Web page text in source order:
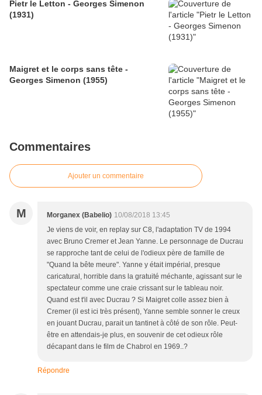
Pietr le Letton - Georges Simenon
(1931)
Maigret et le corps sans tête -
Georges Simenon (1955)
Commentaires
Ajouter un commentaire
M Morganex (Babelio) 10/08/2018 13:45
Je viens de voir, en replay sur C8, l'adaptation TV de 1994
avec Bruno Cremer et Jean Yanne. Le personnage de Ducrau
se rapproche tant de celui de l'odieux père de famille de
"Quand la bête meure". Yanne y était impérial, presque
caricatural, horrible dans la gratuité méchante, agissant sur le
spectateur comme une craie crissant sur le tableau noir.
Quand est t'il avec Ducrau ? Si Maigret colle assez bien à
Cremer (il est ici très présent), Yanne semble sonner le creux
en jouant Ducrau, parait un tantinet à côté de son rôle. Peut-
être en attendais-je plus, en souvenir de cet odieux rôle
décapant dans le film de Chabrol en 1969..?
Répondre